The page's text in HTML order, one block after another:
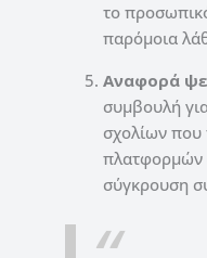
το
παρόμοια
Αναφορά
συμβουλή
σχολίων που
πλατφορμών
σύγκρουση